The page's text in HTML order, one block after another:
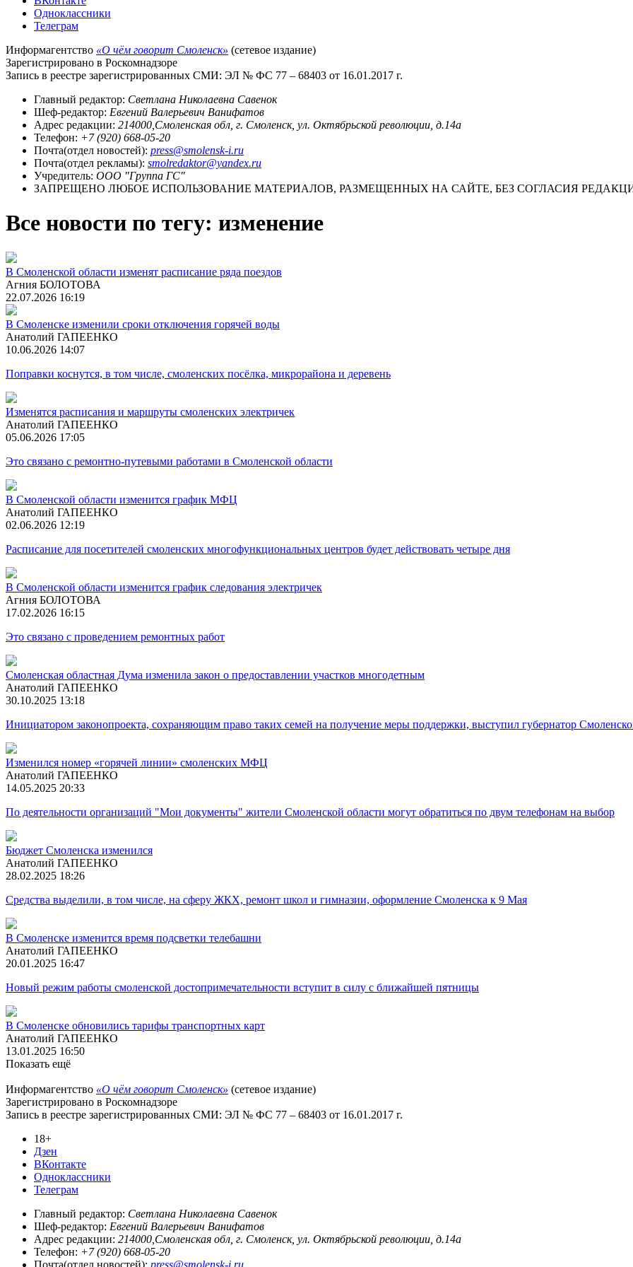
Одноклассники
Телеграм
Информагентство «О чём говорит Смоленск» (сетевое издание)
Зарегистрировано в Роскомнадзоре
Запись в реестре зарегистрированных СМИ: ЭЛ № ФС 77 – 68403 от 16.01.2017 г.
Главный редактор: Светлана Николаевна Савенок
Шеф-редактор: Евгений Валерьевич Ванифатов
Адрес редакции: 214000,Смоленская обл, г. Смоленск, ул. Октябрьской революции, д.14а
Телефон: +7 (920) 668-05-20
Почта(отдел новостей): press@smolensk-i.ru
Почта(отдел рекламы): smolredaktor@yandex.ru
Учредитель: ООО "Группа ГС"
ЗАПРЕЩЕНО ЛЮБОЕ ИСПОЛЬЗОВАНИЕ МАТЕРИАЛОВ, РАЗМЕЩЕННЫХ НА САЙТЕ, БЕЗ СОГЛАСИЯ
Все новости по тегу: изменение
В Смоленской области изменят расписание ряда поездов
Агния БОЛОТОВА
22.07.2026 16:19
В Смоленске изменили сроки отключения горячей воды
Анатолий ГАПЕЕНКО
10.06.2026 14:07
Поправки коснутся, в том числе, смоленских посёлка, микрорайона и деревень
Изменятся расписания и маршруты смоленских электричек
Анатолий ГАПЕЕНКО
05.06.2026 17:05
Это связано с ремонтно-путевыми работами в Смоленской области
В Смоленской области изменится график МФЦ
Анатолий ГАПЕЕНКО
02.06.2026 12:19
Расписание для посетителей смоленских многофункциональных центров будет действовать четыре дня
В Смоленской области изменится график следования электричек
Агния БОЛОТОВА
17.02.2026 16:15
Это связано с проведением ремонтных работ
Смоленская областная Дума изменила закон о предоставлении участков многодетным
Анатолий ГАПЕЕНКО
30.10.2025 13:18
Инициатором законопроекта, сохраняющим право таких семей на получение меры поддержки, выступил губернатор
Изменился номер «горячей линии» смоленских МФЦ
Анатолий ГАПЕЕНКО
14.05.2025 20:33
По деятельности организаций "Мои документы" жители Смоленской области могут обратиться по двум телефонам на выбор
Бюджет Смоленска изменился
Анатолий ГАПЕЕНКО
28.02.2025 18:26
Средства выделили, в том числе, на сферу ЖКХ, ремонт школ и гимназии, оформление Смоленска к 9 Мая
В Смоленске изменится время подсветки телебашни
Анатолий ГАПЕЕНКО
20.01.2025 16:47
Новый режим работы смоленской достопримечательности вступит в силу с ближайшей пятницы
В Смоленске обновились тарифы транспортных карт
Анатолий ГАПЕЕНКО
13.01.2025 16:50
Показать ещё
Информагентство «О чём говорит Смоленск» (сетевое издание)
Зарегистрировано в Роскомнадзоре
Запись в реестре зарегистрированных СМИ: ЭЛ № ФС 77 – 68403 от 16.01.2017 г.
18+
Дзен
ВКонтакте
Одноклассники
Телеграм
Главный редактор: Светлана Николаевна Савенок
Шеф-редактор: Евгений Валерьевич Ванифатов
Адрес редакции: 214000,Смоленская обл, г. Смоленск, ул. Октябрьской революции, д.14а
Телефон: +7 (920) 668-05-20
Почта(отдел новостей): press@smolensk-i.ru